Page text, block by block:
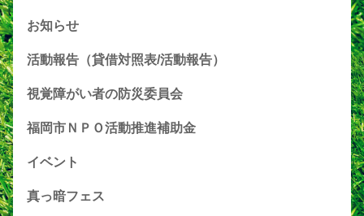
お知らせ
活動報告（貸借対照表/活動報告）
視覚障がい者の防災委員会
福岡市ＮＰＯ活動推進補助金
イベント
真っ暗フェス